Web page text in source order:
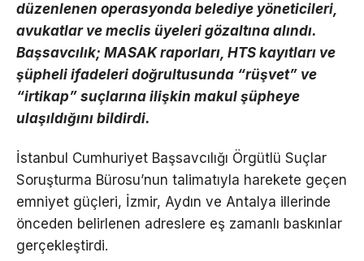
düzenlenen operasyonda belediye yöneticileri,
avukatlar ve meclis üyeleri gözaltına alındı.
Başsavcılık; MASAK raporları, HTS kayıtları ve
şüpheli ifadeleri doğrultusunda “rüşvet” ve
“irtikap” suçlarına ilişkin makul şüpheye
ulaşıldığını bildirdi.
İstanbul Cumhuriyet Başsavcılığı Örgütlü Suçlar
Soruşturma Bürosu’nun talimatıyla harekete geçen
emniyet güçleri, İzmir, Aydın ve Antalya illerinde
önceden belirlenen adreslere eş zamanlı baskınlar
gerçekleştirdi.